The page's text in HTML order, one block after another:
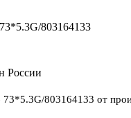
803164133
России
803164133 от